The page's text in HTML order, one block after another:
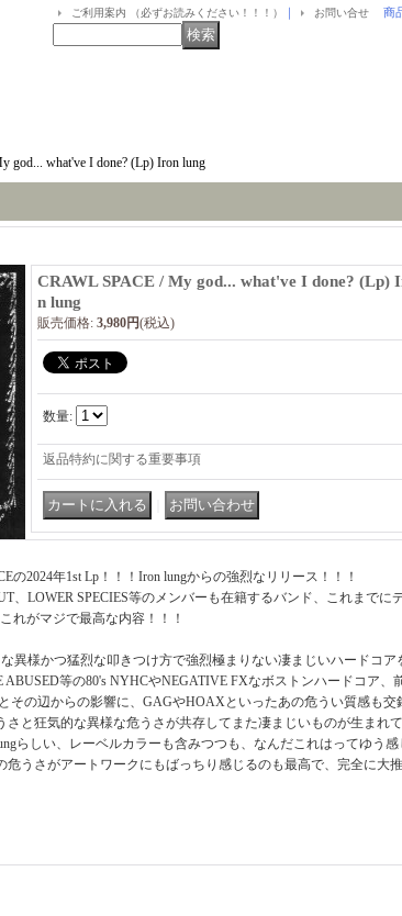
ご利用案内 （必ずお読みください！！！） ｜ お問い合せ 商
god... what've I done? (Lp) Iron lung
CRAWL SPACE / My god... what've I done? (Lp)
n lung
販売価格: 3,980円(税込)
数量:
返品特約に関する重要事項
の2024年1st Lp！！！Iron lungからの強烈なリリース！！！
、LOWER SPECIES等のメンバーも在籍するバンド、これまでに
れがマジで最高な内容！！！
異様かつ猛烈な叩きつけ方で強烈極まりない凄まじいハードコア
ABUSED等の80's NYHCやNEGATIVE FXなボストンハードコア、
その辺からの影響に、GAGやHOAXといったあの危うい質感も交
と狂気的な異様な危うさが共存してまた凄まじいものが生まれ
らしい、レーベルカラーも含みつつも、なんだこれはってゆう感
危うさがアートワークにもばっちり感じるのも最高で、完全に大